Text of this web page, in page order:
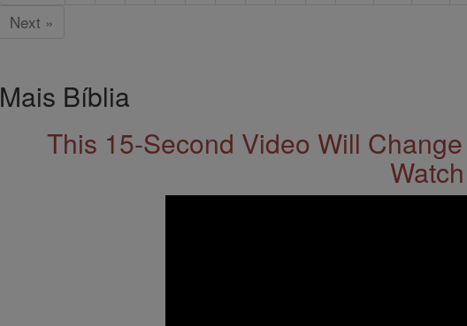
Next »
Mais Bíblia
This 15-Second Video Will